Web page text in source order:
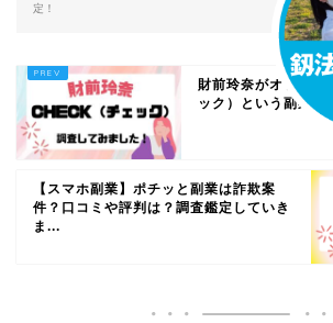
定！
財前玲奈がオファー
ック）という副業は
【スマホ副業】ポチッと副業は詐欺案
件？口コミや評判は？調査鑑定していき
ま...